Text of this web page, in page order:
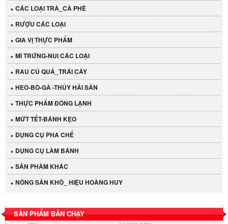
CÁC LOẠI TRÀ_CÀ PHÊ
RƯỢU CÁC LOẠI
GIA VỊ THỰC PHẨM
MÌ TRỨNG-NUI CÁC LOẠI
RAU CỦ QUẢ_TRÁI CÂY
HEO-BÒ-GÀ -THỦY HẢI SẢN
THỰC PHẨM ĐÔNG LẠNH
MỨT TẾT-BÁNH KẸO
DỤNG CỤ PHA CHẾ
DỤNG CỤ LÀM BÁNH
SẢN PHẢM KHÁC
NÔNG SẢN KHÔ_ HIỆU HOÀNG HUY
SẢN PHẨM BÁN CHẠY
530.000 VND
47.000 VND